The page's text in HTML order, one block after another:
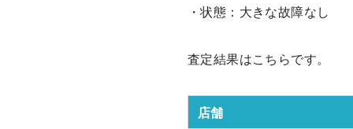
・状態：大きな故障なし
査定結果はこちらです。
店舗